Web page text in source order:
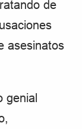
de
asesinatos